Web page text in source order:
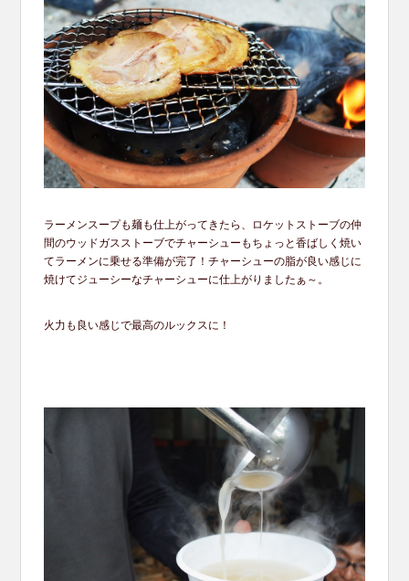
ラーメンスープも麺も仕上がってきたら、ロケットストーブの仲
間のウッドガスストーブでチャーシューもちょっと香ばしく焼い
てラーメンに乗せる準備が完了！チャーシューの脂が良い感じに
焼けてジューシーなチャーシューに仕上がりましたぁ～。
火力も良い感じで最高のルックスに！